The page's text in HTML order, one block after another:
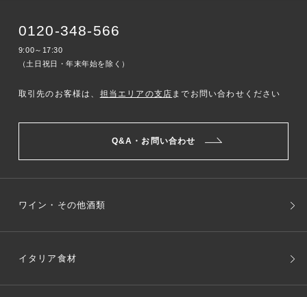
0120-348-566
9:00～17:30
（土日祝日・年末年始を除く）
取引先のお客様は、 担当エリアの支店 までお問い合わせください
Q&A・お問い合わせ
ワイン・その他酒類
イタリア食材